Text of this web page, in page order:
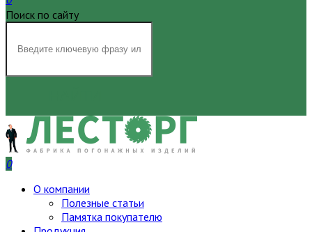
Поиск по сайту
0
О компании
Полезные статьи
Памятка покупателю